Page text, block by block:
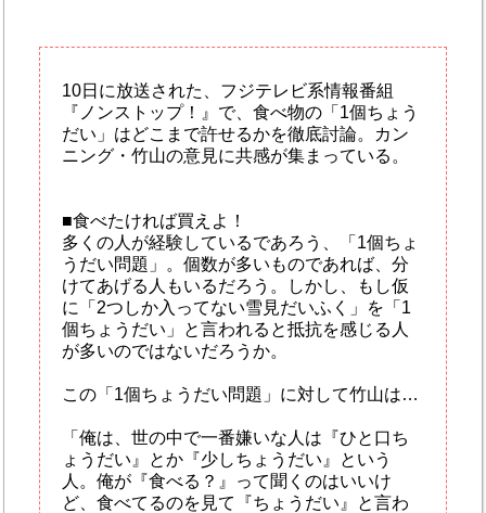
10日に放送された、フジテレビ系情報番組
『ノンストップ！』で、食べ物の「1個ちょう
だい」はどこまで許せるかを徹底討論。カン
ニング・竹山の意見に共感が集まっている。
■食べたければ買えよ！
多くの人が経験しているであろう、「1個ちょ
うだい問題」。個数が多いものであれば、分
けてあげる人もいるだろう。しかし、もし仮
に「2つしか入ってない雪見だいふく」を「1
個ちょうだい」と言われると抵抗を感じる人
が多いのではないだろうか。
この「1個ちょうだい問題」に対して竹山は…
「俺は、世の中で一番嫌いな人は『ひと口ち
ょうだい』とか『少しちょうだい』という
人。俺が『食べる？』って聞くのはいいけ
ど、食べてるのを見て『ちょうだい』と言わ